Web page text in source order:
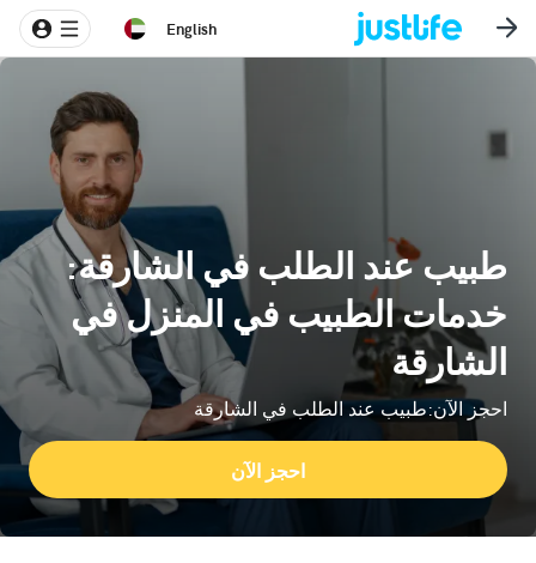
English
طبيب عند الطلب في الشارقة:
خدمات الطبيب في المنزل في
الشارقة
احجز الآن:طبيب عند الطلب في الشارقة
احجز الآن